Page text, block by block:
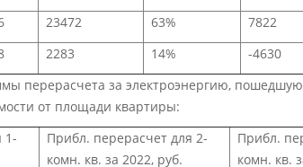
23472 63%
7822
2283 14%
-4630
перерасчета за электроэнергию,
от площади квартиры:
1-
Прибл. перерасчет для 2-
комн. кв. за 2022, руб.
Прибл.
комн. кв.